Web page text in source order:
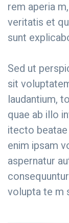
rem aperia
veritatis et
sunt
Sed ut
sit
laudantium,
quae ab illo
itecto
enim ipsam
aspernatur
volupta te m